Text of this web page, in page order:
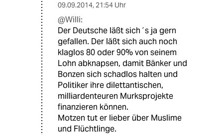
09.09.2014, 21:54 Uhr
@Willi:
Der Deutsche läßt sich´s ja gern
gefallen. Der läßt sich auch noch
klaglos 80 oder 90% von seinem
Lohn abknapsen, damit Bänker und
Bonzen sich schadlos halten und
Politiker ihre dilettantischen,
milliardenteuren Murksprojekte
finanzieren können.
Motzen tut er lieber über Muslime
und Flüchtlinge.